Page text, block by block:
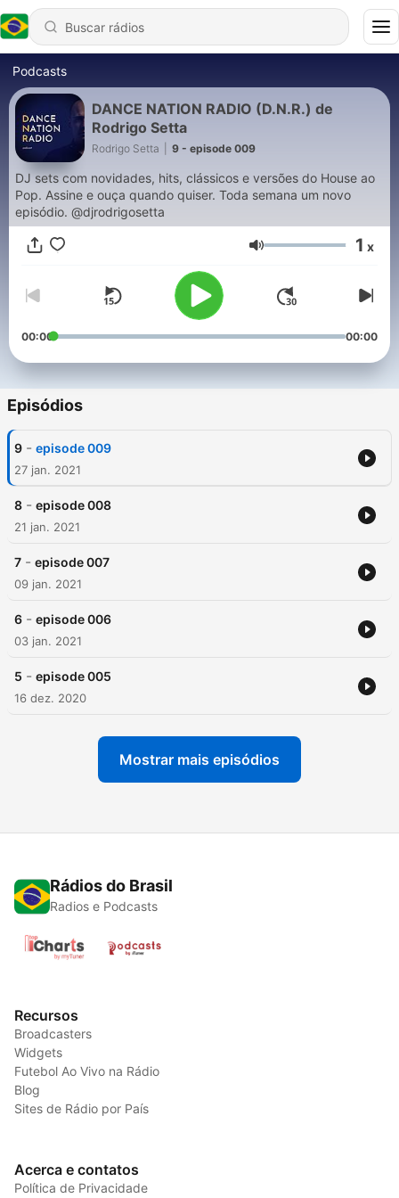
Podcasts
DANCE NATION RADIO (D.N.R.) de
Rodrigo Setta
Rodrigo Setta 9 - episode 009
DJ sets com novidades, hits, clássicos e versões do House ao
Pop. Assine e ouça quando quiser. Toda semana um novo
episódio. @djrodrigosetta
Volume 1 x
00:00 00:00
Episódios
9 - episode 009
27 jan. 2021
8 - episode 008
21 jan. 2021
7 - episode 007
09 jan. 2021
6 - episode 006
03 jan. 2021
5 - episode 005
16 dez. 2020
Mostrar mais episódios
Rádios do Brasil
Radios e Podcasts
Recursos
Broadcasters
Widgets
Futebol Ao Vivo na Rádio
Blog
Sites de Rádio por País
Acerca e contatos
Política de Privacidade